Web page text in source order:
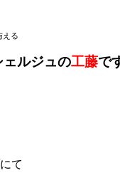
える
ェルジュの工藤で
にて